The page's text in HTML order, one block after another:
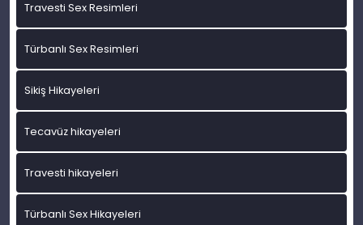
Travesti Sex Resimleri
Türbanlı Sex Resimleri
Sikiş Hikayeleri
Tecavüz hikayeleri
Travesti hikayeleri
Türbanlı Sex Hikayeleri